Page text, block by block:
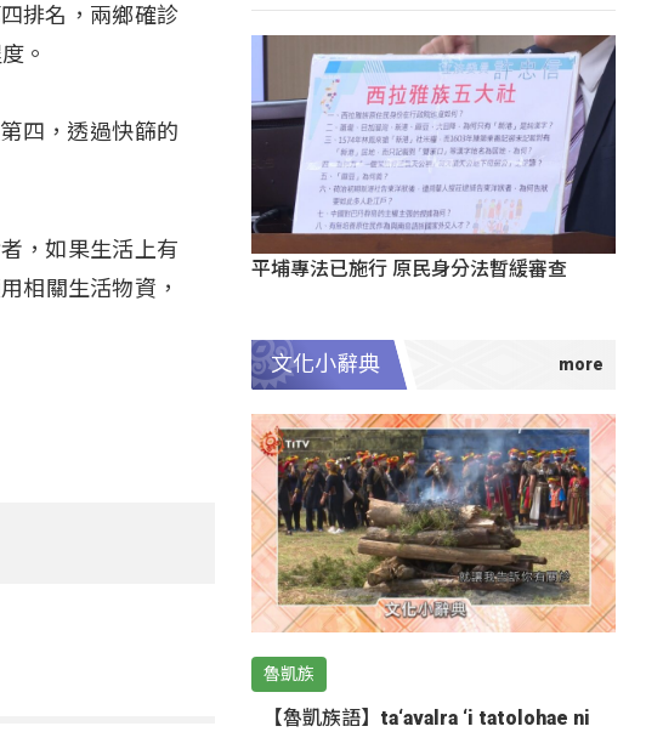
排名，兩鄉確診
。
四，透過快篩的
，如果生活上有
相關生活物資，
平埔專法已施行 原民身分法暫緩審查
文化小辭典
魯凱族
【魯凱族語】ta‘avalra ‘i tatolohae ni